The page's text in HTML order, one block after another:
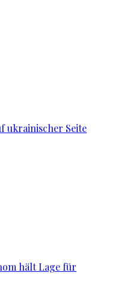
ukrainischer Seite
hält Lage für